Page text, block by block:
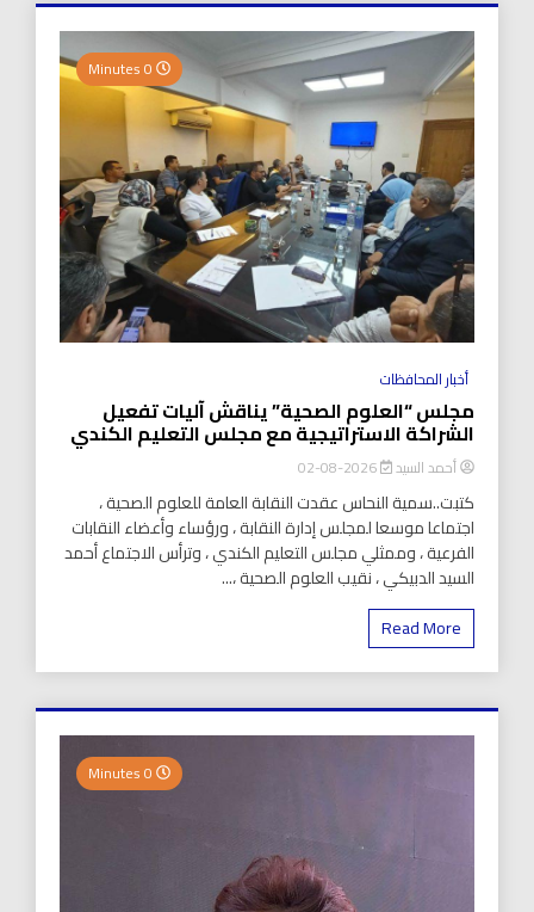
أخبار المحافظات
مجلس “العلوم الصحية” يناقش آليات تفعيل
الشراكة الاستراتيجية مع مجلس التعليم الكندي
أحمد السيد 2026-08-02
كتبت..سمية النحاس عقدت النقابة العامة للعلوم الصحية ،
اجتماعا موسعا لمجلس إدارة النقابة ، ورؤساء وأعضاء النقابات
الفرعية ، وممثلي مجلس التعليم الكندي ، وترأس الاجتماع أحمد
السيد الدبيكي ، نقيب العلوم الصحية ،...
Read More